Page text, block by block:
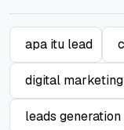
apa itu lead
digital marketing
leads generation